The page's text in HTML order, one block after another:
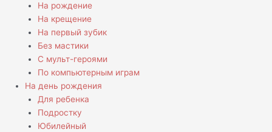
На рождение
На крещение
На первый зубик
Без мастики
С мульт-героями
По компьютерным играм
На день рождения
Для ребенка
Подростку
Юбилейный